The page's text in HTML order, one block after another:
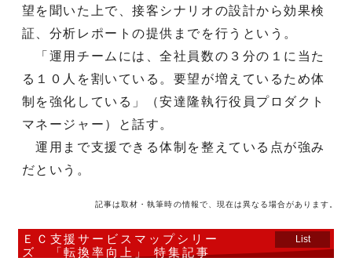
望を聞いた上で、接客シナリオの設計から効果検
証、分析レポートの提供までを行うという。
「運用チームには、全社員数の３分の１に当た
る１０人を割いている。要望が増えているため体
制を強化している」（安達隆執行役員プロダクト
マネージャー）と話す。
運用まで支援できる体制を整えている点が強み
だという。
記事は取材・執筆時の情報で、現在は異なる場合があります。
ＥＣ支援サービスマップシリー
ズ 「転換率向上」 特集記事
List